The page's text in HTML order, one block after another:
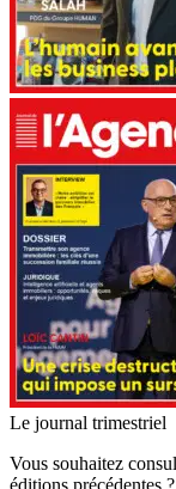
Le journal trimestriel
Vous souhaitez